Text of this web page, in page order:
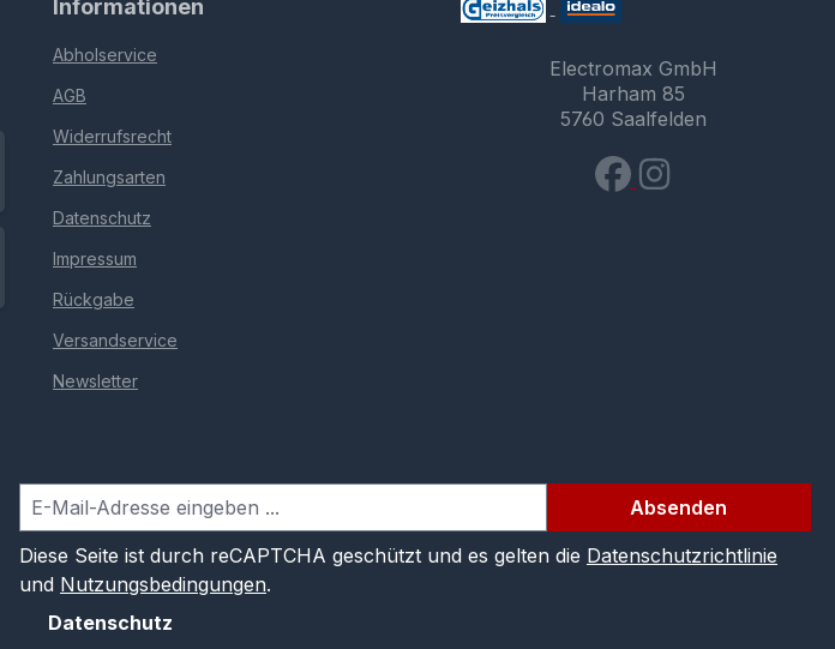
Informationen
Abholservice
AGB
Widerrufsrecht
Zahlungsarten
Datenschutz
Impressum
Rückgabe
Versandservice
Newsletter
Electromax GmbH
Harham 85
5760 Saalfelden
Absenden
Diese Seite ist durch reCAPTCHA geschützt und es gelten die Datenschutzrichtlinie
und Nutzungsbedingungen.
Datenschutz